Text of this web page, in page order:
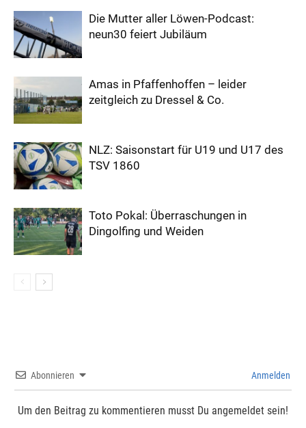
Die Mutter aller Löwen-Podcast:
neun30 feiert Jubiläum
Amas in Pfaffenhoffen – leider
zeitgleich zu Dressel & Co.
NLZ: Saisonstart für U19 und U17 des
TSV 1860
Toto Pokal: Überraschungen in
Dingolfing und Weiden
Abonnieren Anmelden
Um den Beitrag zu kommentieren musst Du angemeldet sein!